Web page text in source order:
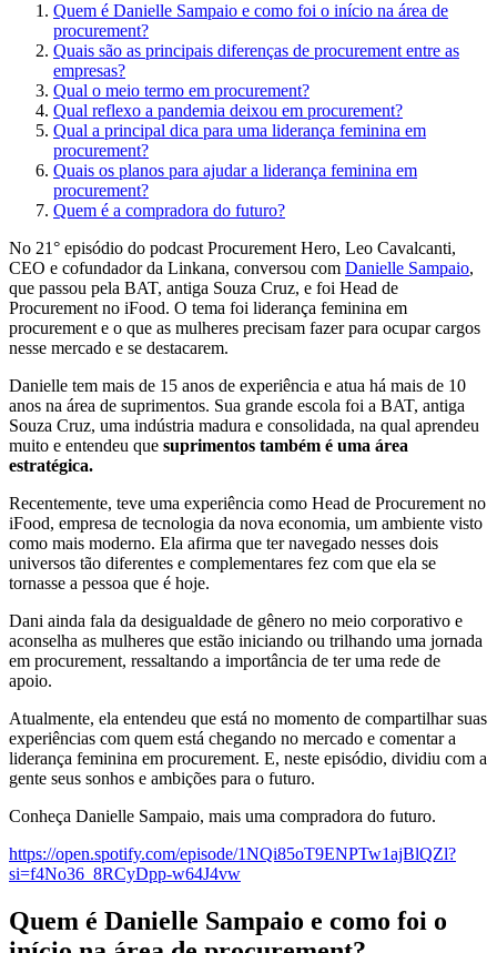
Quem é Danielle Sampaio e como foi o início na área de
procurement?
Quais são as principais diferenças de procurement entre as
empresas?
Qual o meio termo em procurement?
Qual reflexo a pandemia deixou em procurement?
Qual a principal dica para uma liderança feminina em
procurement?
Quais os planos para ajudar a liderança feminina em
procurement?
Quem é a compradora do futuro?
No 21° episódio do podcast Procurement Hero, Leo Cavalcanti,
CEO e cofundador da Linkana, conversou com Danielle Sampaio,
que passou pela BAT, antiga Souza Cruz, e foi Head de
Procurement no iFood. O tema foi liderança feminina em
procurement e o que as mulheres precisam fazer para ocupar cargos
nesse mercado e se destacarem.
Danielle tem mais de 15 anos de experiência e atua há mais de 10
anos na área de suprimentos. Sua grande escola foi a BAT, antiga
Souza Cruz, uma indústria madura e consolidada, na qual aprendeu
muito e entendeu que suprimentos também é uma área
estratégica.
Recentemente, teve uma experiência como Head de Procurement no
iFood, empresa de tecnologia da nova economia, um ambiente visto
como mais moderno. Ela afirma que ter navegado nesses dois
universos tão diferentes e complementares fez com que ela se
tornasse a pessoa que é hoje.
Dani ainda fala da desigualdade de gênero no meio corporativo e
aconselha as mulheres que estão iniciando ou trilhando uma jornada
em procurement, ressaltando a importância de ter uma rede de
apoio.
Atualmente, ela entendeu que está no momento de compartilhar suas
experiências com quem está chegando no mercado e comentar a
liderança feminina em procurement. E, neste episódio, dividiu com a
gente seus sonhos e ambições para o futuro.
Conheça Danielle Sampaio, mais uma compradora do futuro.
https://open.spotify.com/episode/1NQi85oT9ENPTw1ajBlQZl?
si=f4No36_8RCyDpp-w64J4vw
Quem é Danielle Sampaio e como foi o